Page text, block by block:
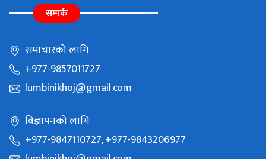
सम्पर्क
समाचारको लागि
+977-9857011727
lumbinikhoj@gmail.com
विज्ञापनको लागि
+977-9847110727, +977-9843206977